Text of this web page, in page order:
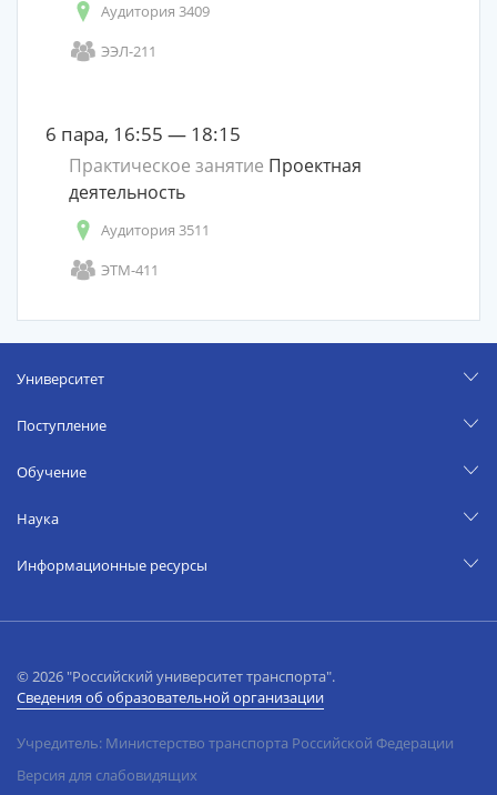
Аудитория 3409
ЭЭЛ-211
6 пара, 16:55 — 18:15
Практическое занятие Проектная
деятельность
Аудитория 3511
ЭТМ-411
Университет
Поступление
Обучение
Наука
Информационные ресурсы
© 2026 "Российский университет транспорта".
Сведения об образовательной организации
Учредитель: Министерство транспорта Российской Федерации
Версия для слабовидящих